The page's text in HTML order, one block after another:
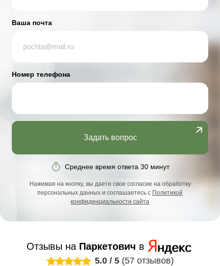
Ваша почта
Номер телефона
Задать вопрос
Среднее время ответа 30 минут
Нажимая на кнопку, вы даете свое согласие на обработку
персональных данных и соглашаетесь с Политикой
конфиденциальности сайта
Отзывы на Паркетович в
5.0 / 5 (57 отзывов)